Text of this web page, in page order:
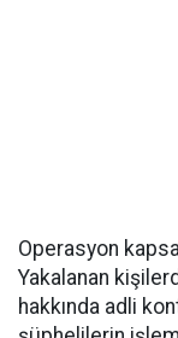
Operasyon
Yakalanan
hakkında adli